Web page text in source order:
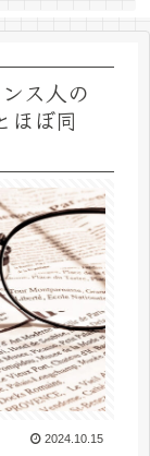
ス人の
ほぼ同
2024.10.15